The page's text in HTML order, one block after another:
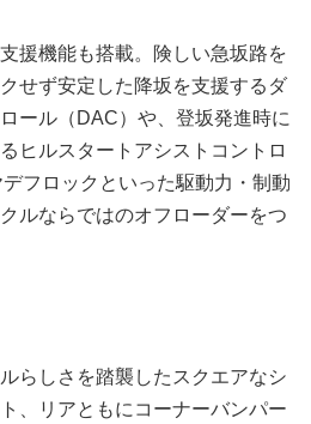
援機能も搭載。険しい急坂路を
せず安定した降坂を支援するダ
ール（DAC）や、登坂発進時に
ヒルスタートアシストコントロ
フロックといった駆動力・制動
ルならではのオフローダーをつ
らしさを踏襲したスクエアなシ
、リアともにコーナーバンパー